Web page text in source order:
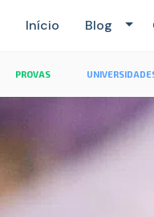
Início Blog
PROVAS